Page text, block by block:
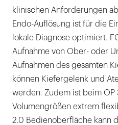
klinischen Anforderungen
Endo-Auflösung ist für die
lokale Diagnose optimiert.
Aufnahme von Ober- oder
Aufnahmen des gesamten
können Kiefergelenk und
werden. Zudem ist beim OP
Volumengrößen extrem
2.0 Bedienoberfläche kann